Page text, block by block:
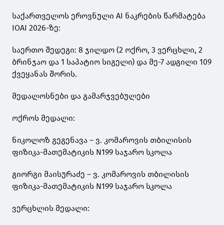
საქართველოს ეროვნული AI ნაკრების წარმატება
IOAI 2026-ზე:
საერთო შედეგი: 8 ჯილდო (2 ოქრო, 3 ვერცხლი, 2
ბრინჯაო და 1 საპატიო სიგელი) და მე-7 ადგილი 109
ქვეყანას შორის.
მედალოსნები და გამარჯვებულები
ოქროს მედალი:
ნიკოლოზ გეგენავა – ვ. კომაროვის თბილისის
ფიზიკა-მათემატიკის N199 საჯარო სკოლა
გიორგი მაისურაძე – ვ. კომაროვის თბილისის
ფიზიკა-მათემატიკის N199 საჯარო სკოლა
ვერცხლის მედალი: